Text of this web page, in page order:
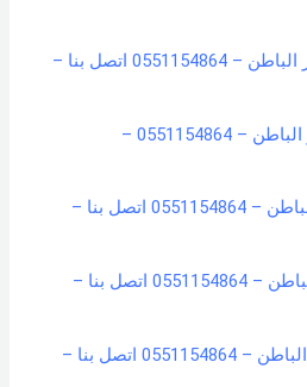
شركة مكافحة حشرات بحفر الباطن – 0551154864 اتصل بنا –
شركة تنظيف مكيفات بحفر الباطن – 0551154864 –
شركة تنظيف منازل بحفر الباطن – 0551154864 اتصل بنا –
شركة تنظيف سجاد بحفر الباطن – 0551154864 اتصل بنا –
شركة تنظيف خزانات بحفر الباطن – 0551154864 اتصل بنا –